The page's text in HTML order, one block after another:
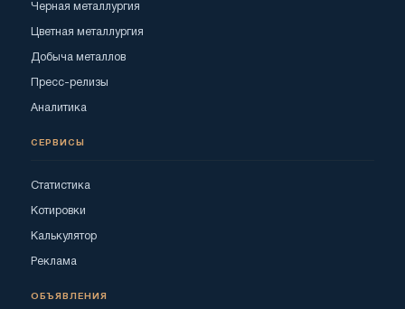
Черная металлургия
Цветная металлургия
Добыча металлов
Пресс-релизы
Аналитика
СЕРВИСЫ
Статистика
Котировки
Калькулятор
Реклама
ОБЪЯВЛЕНИЯ